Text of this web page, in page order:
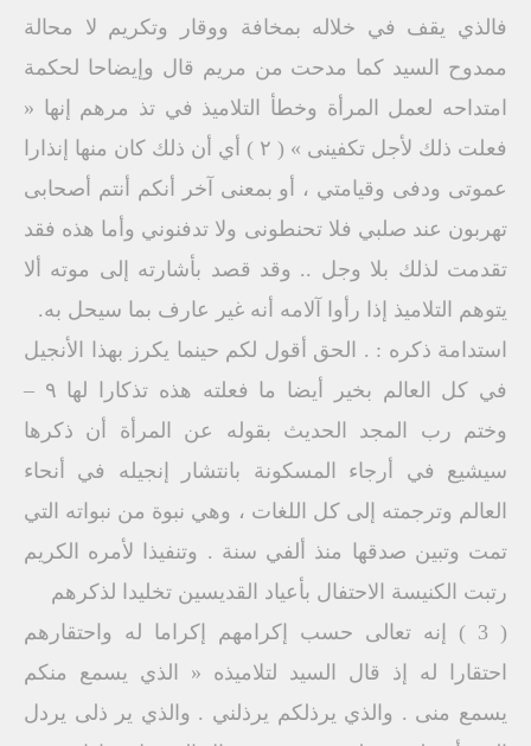
فالذي يقف في خلاله بمخافة ووقار وتكريم لا محالة
ممدوح السيد كما مدحت من مریم قال وإيضاحا لحكمة
امتداحه لعمل المرأة وخطأ التلاميذ في تذ مرهم إنها «
فعلت ذلك لأجل تكفينى » ( ۲ ) أي أن ذلك كان منها إنذارا
عموتى ودفى وقيامتي ، أو بمعنى آخر أنكم أنتم أصحابى
تهربون عند صلبي فلا تحنطونى ولا تدفنوني وأما هذه فقد
تقدمت لذلك بلا وجل .. وقد قصد بأشارته إلى موته ألا
يتوهم التلاميذ إذا رأوا آلامه أنه غير عارف بما سيحل به.
استدامة ذكره : . الحق أقول لكم حينما يكرز بهذا الأنجيل
في كل العالم بخير أيضا ما فعلته هذه تذكارا لها ۹ –
وختم رب المجد الحديث بقوله عن المرأة أن ذكرها
سيشيع في أرجاء المسكونة بانتشار إنجيله في أنحاء
العالم وترجمته إلى كل اللغات ، وهي نبوة من نبواته التي
تمت وتبين صدقها منذ ألفي سنة . وتنفيذا لأمره الكريم
رتبت الكنيسة الاحتفال بأعياد القديسين تخليدا لذكرهم
( 3 ) إنه تعالى حسب إكرامهم إكراما له واحتقارهم
احتقارا له إذ قال السيد لتلاميذه « الذي يسمع منكم
يسمع منى . والذي يرذلكم يرذلني . والذي ير ذلى يردل